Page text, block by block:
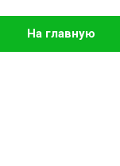
На главную